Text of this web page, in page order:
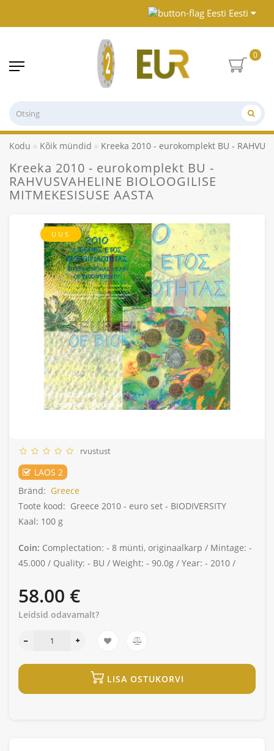
Eesti
0
Kodu Kõik mündid Kreeka 2010 - eurokomplekt BU -
Kreeka 2010 - eurokomplekt BU -
RAHVUSVAHELINE BIOLOOGILISE
MITMEKESISUSE AASTA
UUS
rvustust
LAOS 2
Bränd: Greece
Toote kood: Greece 2010 - euro set - BIODIVERSITY
Kaal: 100 g
Coin: Complectation: - 8 münti, originaalkarp / Mintage: -
45.000 / Quality: - BU / Weight: - 90.0g / Year: - 2010 /
58.00 €
Leidsid odavamalt?
LISA OSTUKORVI